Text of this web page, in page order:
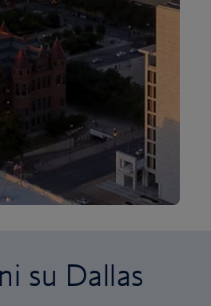
su Dallas